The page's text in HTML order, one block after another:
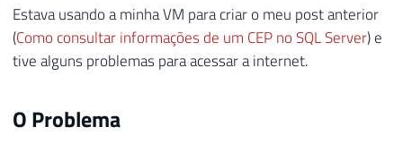
Estava usando a minha VM para criar o meu post anterior
(Como consultar informações de um CEP no SQL Server) e
tive alguns problemas para acessar a internet.
O Problema